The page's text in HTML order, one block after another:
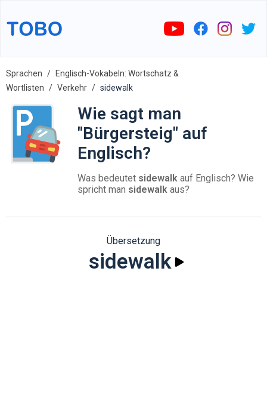
Sprachen
Englisch-Vokabeln: Wortschatz &
Wortlisten
Verkehr sidewalk
Wie sagt man
"Bürgersteig" auf
Englisch?
Was bedeutet sidewalk auf Englisch? Wie
spricht man sidewalk aus?
Übersetzung
sidewalk